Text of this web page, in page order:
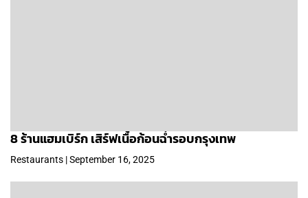
8 ร้านแฮมเบิร์ก เสิร์ฟเนื้อก้อนฉ่ำรอบกรุงเทพ
Restaurants | September 16, 2025